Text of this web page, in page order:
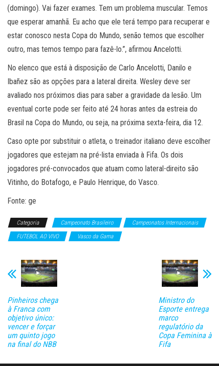
(domingo). Vai fazer exames. Tem um problema muscular. Temos
que esperar amanhã. Eu acho que ele terá tempo para recuperar e
estar conosco nesta Copa do Mundo, senão temos que escolher
outro, mas temos tempo para fazê-lo.”, afirmou Ancelotti.
No elenco que está à disposição de Carlo Ancelotti, Danilo e
Ibañez são as opções para a lateral direita. Wesley deve ser
avaliado nos próximos dias para saber a gravidade da lesão. Um
eventual corte pode ser feito até 24 horas antes da estreia do
Brasil na Copa do Mundo, ou seja, na próxima sexta-feira, dia 12.
Caso opte por substituir o atleta, o treinador italiano deve escolher
jogadores que estejam na pré-lista enviada à Fifa. Os dois
jogadores pré-convocados que atuam como lateral-direito são
Vitinho, do Botafogo, e Paulo Henrique, do Vasco.
Fonte: ge
Categoria Campeonato Brasileiro
Campeonatos Internacionais
FUTEBOL AO VIVO
Vasco da Gama
Pinheiros chega
à Franca com
objetivo único:
vencer e forçar
um quinto jogo
na final do NBB
Ministro do
Esporte entrega
marco
regulatório da
Copa Feminina à
Fifa